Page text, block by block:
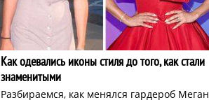
Как одевались иконы стиля до того, как стали
знаменитыми
Разбираемся, как менялся гардероб Меган